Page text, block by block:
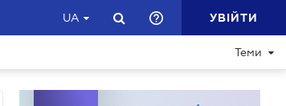
UA УВІЙТИ
Теми